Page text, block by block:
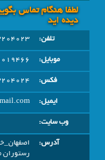
لطفا هنگام تماس
دیده اید
تلفن:
موبایل:
فکس:
ایمیل:
وب سایت:
آدرس:
رستوران